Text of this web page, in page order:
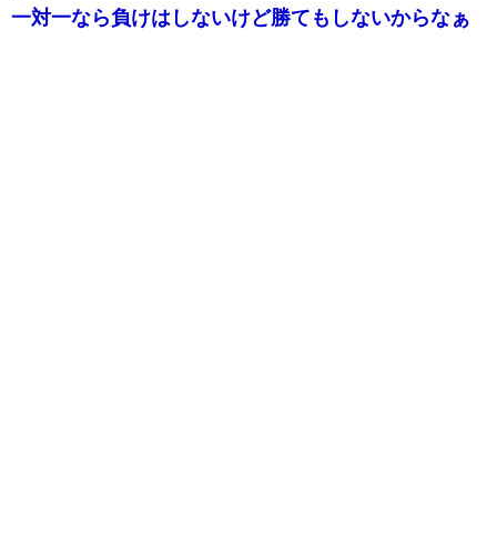
一対一なら負けはしないけど勝てもしないからなぁ